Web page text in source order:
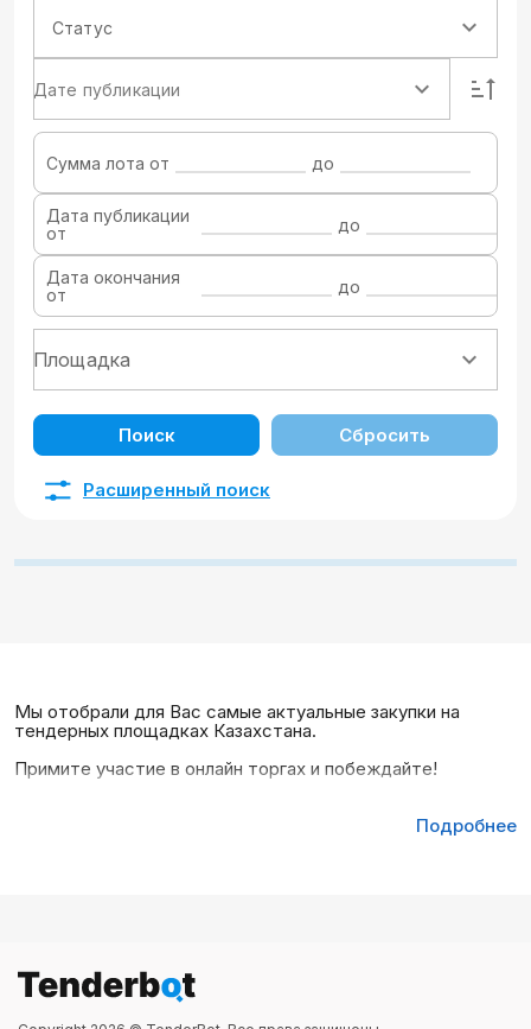
Статус
Дате публикации
Сумма лота от до
Дата публикации
от
до
Дата окончания
от
до
Поиск Сбросить
Расширенный поиск
Мы отобрали для Вас самые актуальные закупки на
тендерных площадках Казахстана.
Примите участие в онлайн торгах и побеждайте!
Подробнее